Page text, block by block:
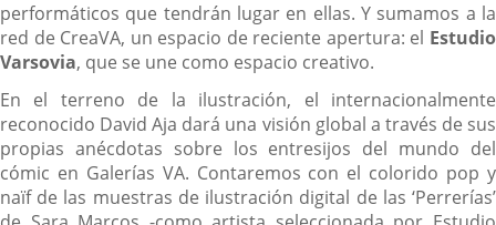
performáticos que tendrán lugar en ellas. Y sumamos a la
red de CreaVA, un espacio de reciente apertura: el Estudio
Varsovia, que se une como espacio creativo.
En el terreno de la ilustración, el internacionalmente
reconocido David Aja dará una visión global a través de sus
propias anécdotas sobre los entresijos del mundo del
cómic en Galerías VA. Contaremos con el colorido pop y
naïf de las muestras de ilustración digital de las ‘Perrerías’